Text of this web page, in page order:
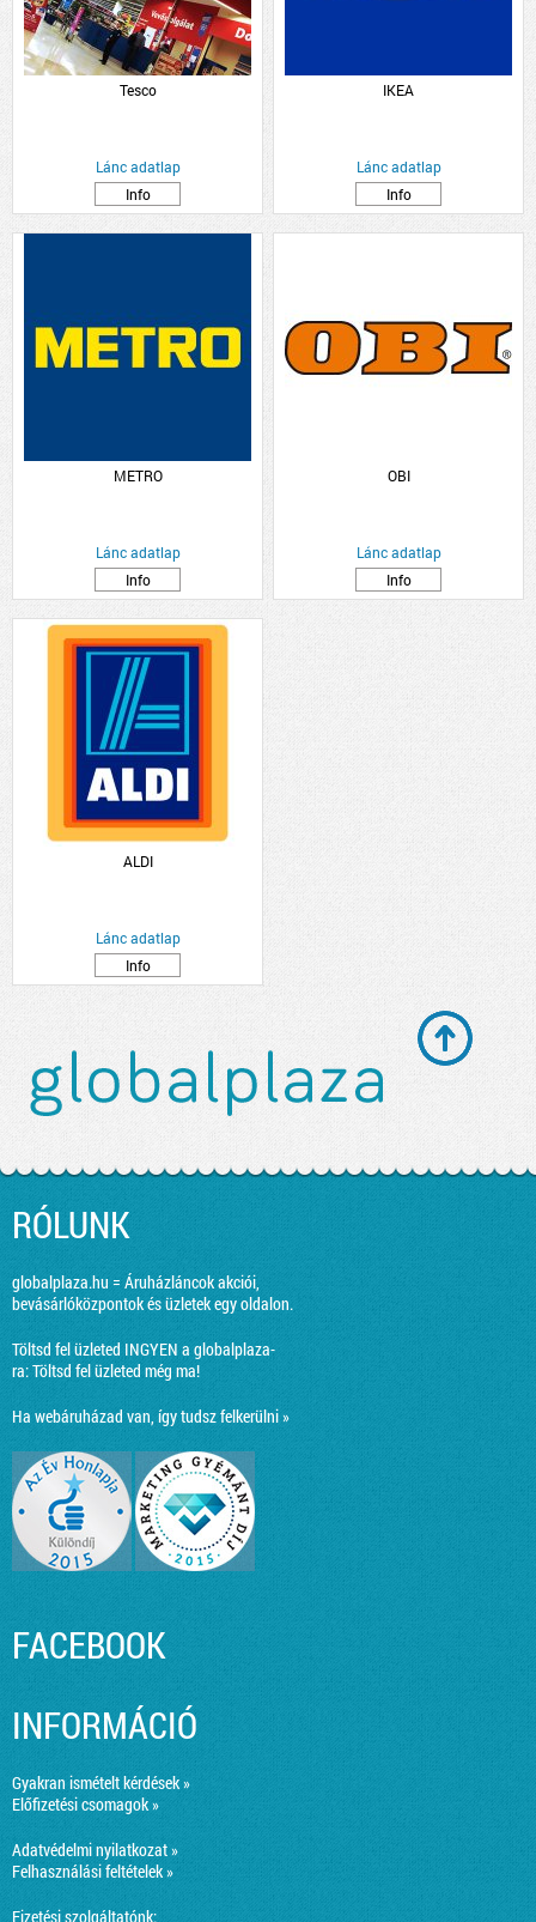
Tesco
Lánc adatlap
Info
IKEA
Lánc adatlap
Info
METRO
Lánc adatlap
Info
OBI
Lánc adatlap
Info
ALDI
Lánc adatlap
Info
RÓLUNK
globalplaza.hu = Áruházláncok akciói,
bevásárlóközpontok és üzletek egy oldalon.
Töltsd fel üzleted INGYEN a globalplaza-
ra:Töltsd fel üzleted még ma!
Ha webáruházad van, így tudsz felkerülni »
FACEBOOK
INFORMÁCIÓ
Gyakran ismételt kérdések »
Előfizetési csomagok »
Adatvédelmi nyilatkozat »
Felhasználási feltételek »
Fizetési szolgáltatónk: